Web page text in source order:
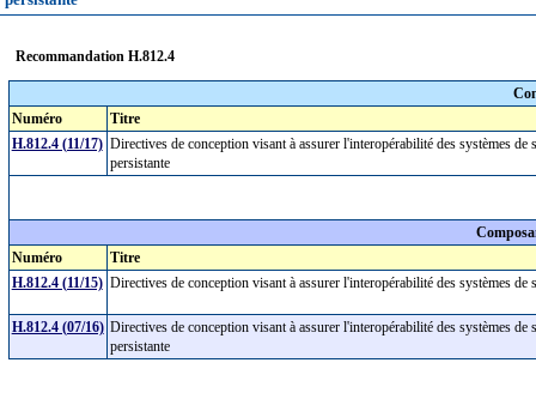
Recommandation H.812.4
Numéro
Titre
H.812.4 (11/17) Directives de conception visant à assurer l'interopérabilité des systèmes
persistante
Numéro
Titre
H.812.4 (11/15) Directives de conception visant à assurer l'interopérabilité des systèmes
H.812.4 (07/16) Directives de conception visant à assurer l'interopérabilité des systèmes
persistante